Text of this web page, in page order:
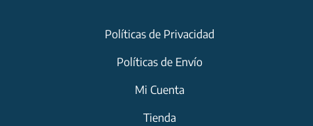
Políticas de Privacidad
Políticas de Envío
Mi Cuenta
Tienda